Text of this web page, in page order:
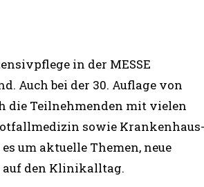
in der MESSE
Auch bei der 30. Auflage von
die Teilnehmenden mit vielen
sowie Krankenhaus-
um aktuelle Themen, neue
den Klinikalltag.